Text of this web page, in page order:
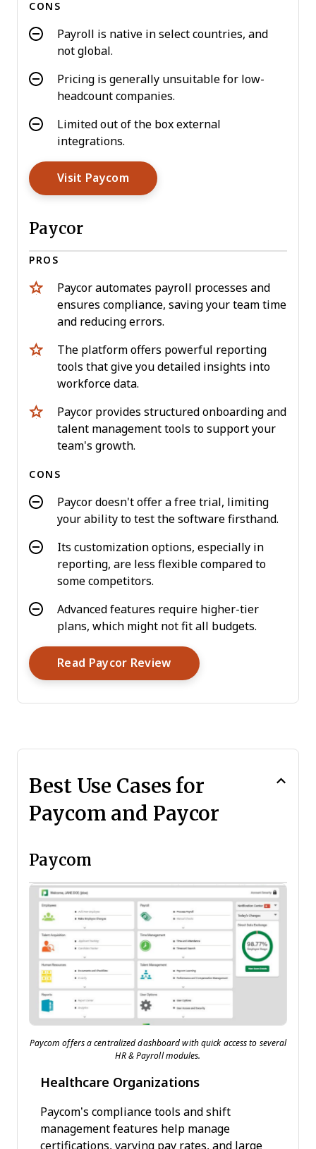
CONS
Payroll is native in select countries, and
not global.
Pricing is generally unsuitable for low-
headcount companies.
Limited out of the box external
integrations.
Visit PaycomOpens New Window
Paycor
PROS
Paycor automates payroll processes and
ensures compliance, saving your team time
and reducing errors.
The platform offers powerful reporting
tools that give you detailed insights into
workforce data.
Paycor provides structured onboarding and
talent management tools to support your
team's growth.
CONS
Paycor doesn't offer a free trial, limiting
your ability to test the software firsthand.
Its customization options, especially in
reporting, are less flexible compared to
some competitors.
Advanced features require higher-tier
plans, which might not fit all budgets.
Read Paycor ReviewOpens New Window
Best Use Cases for
Paycom and Paycor
Paycom
Paycom offers a centralized dashboard with quick access to several
HR & Payroll modules.
Healthcare Organizations
Paycom’s compliance tools and shift
management features help manage
certifications, varying pay rates, and large